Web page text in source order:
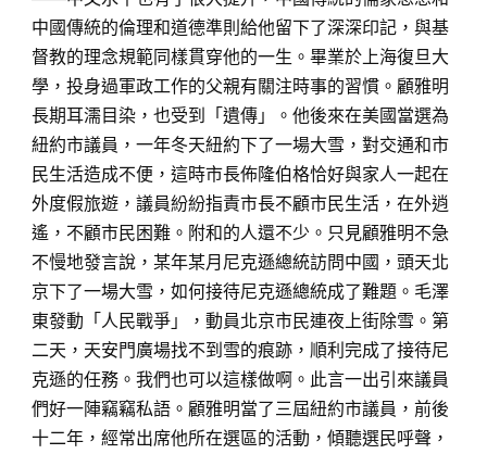
中國傳統的倫理和道德準則給他留下了深深印記，與基
督教的理念規範同樣貫穿他的一生。畢業於上海復旦大
學，投身過軍政工作的父親有關注時事的習慣。顧雅明
長期耳濡目染，也受到「遺傳」。他後來在美國當選為
紐約市議員，一年冬天紐約下了一場大雪，對交通和市
民生活造成不便，這時市長佈隆伯格恰好與家人一起在
外度假旅遊，議員紛紛指責市長不顧市民生活，在外逍
遙，不顧市民困難。附和的人還不少。只見顧雅明不急
不慢地發言說，某年某月尼克遜總統訪問中國，頭天北
京下了一場大雪，如何接待尼克遜總統成了難題。毛澤
東發動「人民戰爭」，動員北京市民連夜上街除雪。第
二天，天安門廣場找不到雪的痕跡，順利完成了接待尼
克遜的任務。我們也可以這樣做啊。此言一出引來議員
們好一陣竊竊私語。顧雅明當了三屆紐約市議員，前後
十二年，經常出席他所在選區的活動，傾聽選民呼聲，